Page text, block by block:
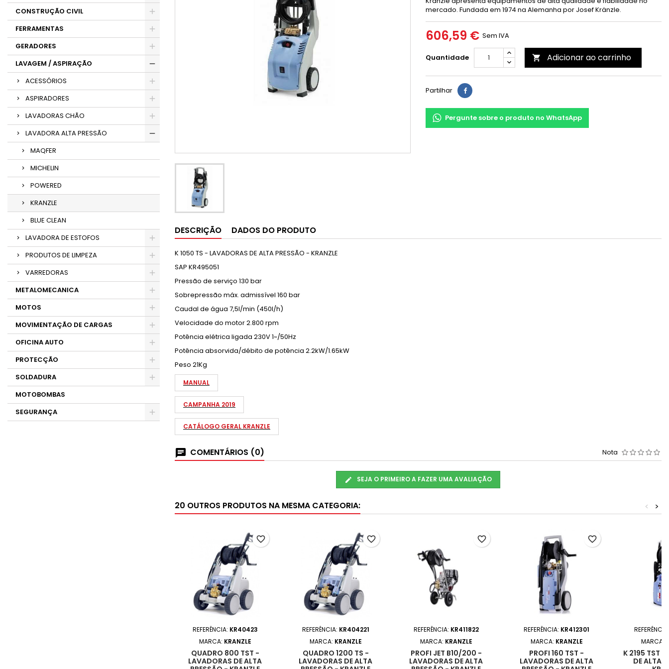
CONSTRUÇÃO CIVIL
FERRAMENTAS
GERADORES
LAVAGEM / ASPIRAÇÃO
ACESSÓRIOS
ASPIRADORES
LAVADORAS CHÃO
LAVADORA ALTA PRESSÃO
MAQFER
MICHELIN
POWERED
KRANZLE
BLUE CLEAN
LAVADORA DE ESTOFOS
PRODUTOS DE LIMPEZA
VARREDORAS
METALOMECANICA
MOTOS
MOVIMENTAÇÃO DE CARGAS
OFICINA AUTO
PROTECÇÃO
SOLDADURA
MOTOBOMBAS
SEGURANÇA
mercado. Fundada em 1974 na Alemanha por Josef Kränzle.
606,59 € Sem IVA
Quantidade  Adicionar ao carrinho
Partilhar
Pergunte sobre o produto no WhatsApp
DESCRIÇÃO DADOS DO PRODUTO
K 1050 TS - LAVADORAS DE ALTA PRESSÃO - KRANZLE
SAP KR495051
Pressão de serviço 130 bar
Sobrepressão máx. admissível 160 bar
Caudal de água 7,5l/min (450l/h)
Velocidade do motor 2.800 rpm
Potência elétrica ligada 230V 1~/50Hz
Potência absorvida/débito de potência 2.2kW/1.65kW
Peso 21Kg
MANUAL
CAMPANHA 2019
CATÁLOGO GERAL KRANZLE
COMENTÁRIOS (0) Nota
SEJA O PRIMEIRO A FAZER UMA AVALIAÇÃO
20 OUTROS PRODUTOS NA MESMA CATEGORIA: >
<
REFERÊNCIA: KR40423
MARCA: KRANZLE
QUADRO 800 TST -
LAVADORAS DE ALTA
favorite_border
REFERÊNCIA: KR404221
MARCA: KRANZLE
QUADRO 1200 TS -
LAVADORAS DE ALTA
favorite_border
REFERÊNCIA: KR411822
MARCA: KRANZLE
PROFI JET B10/200 -
LAVADORAS DE ALTA
favorite_border
REFERÊNCIA: KR412301
MARCA: KRANZLE
PROFI 160 TST -
LAVADORAS DE ALTA
favorite_border
MARCA:
K 2195 TST -
DE ALTA